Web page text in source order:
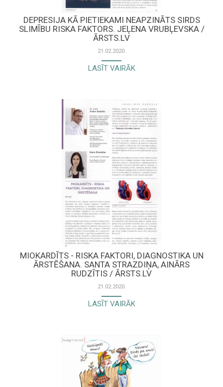
DEPRESIJA KĀ PIETIEKAMI NEAPZINĀTS SIRDS
SLIMĪBU RISKA FAKTORS. JEĻENA VRUBĻEVSKA /
ĀRSTS.LV
21.02.2020.
LASĪT VAIRĀK
MIOKARDĪTS - RISKA FAKTORI, DIAGNOSTIKA UN
ĀRSTĒŠANA. SANTA STRAZDIŅA, AINĀRS
RUDZĪTIS / ĀRSTS.LV
21.02.2020.
LASĪT VAIRĀK